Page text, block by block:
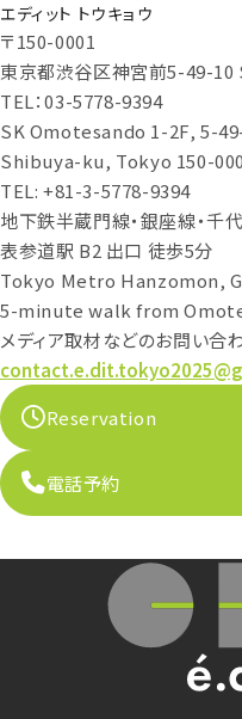
エディット トウキョウ
〒150-0001
東京都渋谷区神宮前5-49-10
TEL：03-5778-9394
SK Omotesando 1-2F, 5-
Shibuya-ku, Tokyo 150-
TEL: +81-3-5778-9394
地下鉄半蔵門線・銀座線・千
表参道駅 B2 出口 徒歩5分
Tokyo Metro Hanzomon,
5-minute walk from
メディア取材などのお問い合
Reservation
電話予約